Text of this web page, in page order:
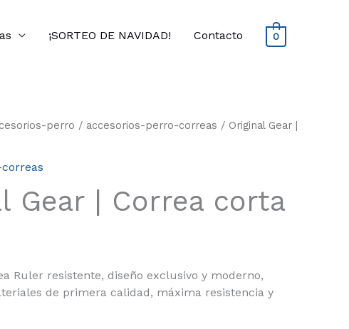
¡SORTEO DE NAVIDAD! Contacto 0
perro / accesorios-perro-correas / Original Gear |
Gear | Correa corta
Ruler resistente, diseño exclusivo y moderno,
de primera calidad, máxima resistencia y